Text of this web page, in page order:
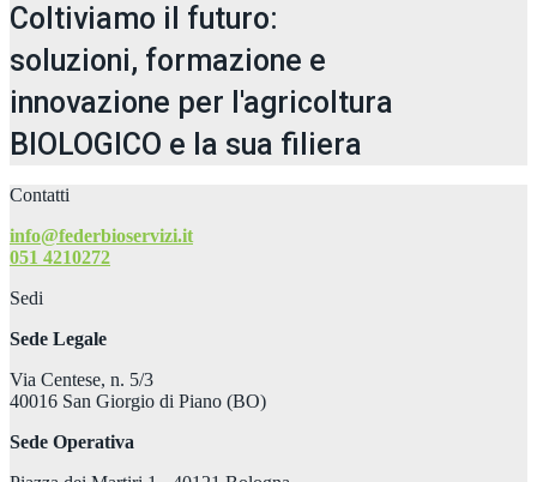
Coltiviamo il futuro:
soluzioni, formazione e
innovazione per l'agricoltura
BIOLOGICO e la sua filiera
Contatti
info@federbioservizi.it
051 4210272
Sedi
Sede Legale
Via Centese, n. 5/3
40016 San Giorgio di Piano (BO)
Sede Operativa